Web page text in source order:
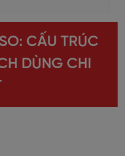
CẤU TRÚC
DÙNG CHI